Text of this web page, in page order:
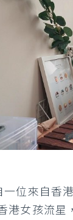
位來自香
女孩流星